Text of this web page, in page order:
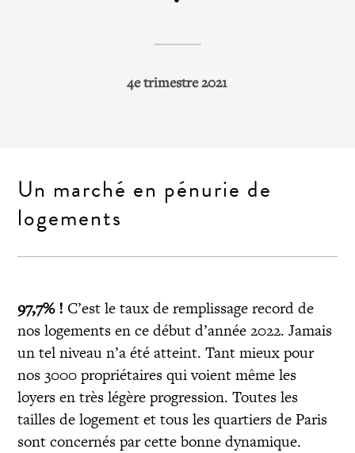
4e trimestre 2021
Un marché en pénurie de
logements
97,7% ! C’est le taux de remplissage record de
nos logements en ce début d’année 2022. Jamais
un tel niveau n’a été atteint. Tant mieux pour
nos 3000 propriétaires qui voient même les
loyers en très légère progression. Toutes les
tailles de logement et tous les quartiers de Paris
sont concernés par cette bonne dynamique.